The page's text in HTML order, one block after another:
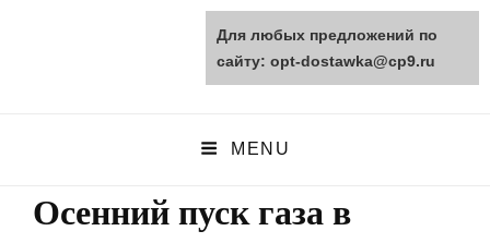
opt-dostawka.ru
MENU
Осенний пуск газа в
Для любых предложений по
сайту: opt-dostawka@cp9.ru